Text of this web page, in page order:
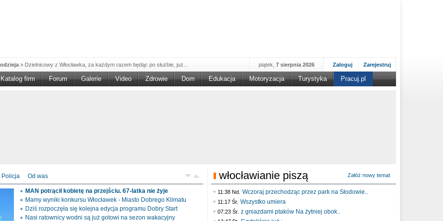
» Dzielnicowy z Włocławka, za każdym razem będąc po służbie, już...
w NGO'»Ruszył nabór w konkursie „Wsparcie Organizacji Wolontariatu w NGO –
» Od czerwca rozpoczął się nowy okres świadczeniowy 800 plus, który
» Policjanci ruchu drogowego przeprowadzili na drogach Włocławka i
Zaloguj Zarejestruj
piątek, 7 sierpnia 2026
Katalog firm Forum Galerie Video Zdrowie Dom Edukacja Motoryzacja Turystyka Pracuj.pl
Policja Od was
MAN potrącił kobietę na przejściu. 67-latka nie żyje
Mamy wyniki konkursu Włocławek - Miasto Dobrego Klimatu
Dziś rozpoczęła się kolejna edycja programu Dobry Start
Nasi ratownicy wodni są już gotowi na sezon wakacyjny
włocławianie piszą Załóż nowy temat
11:38 Nd. Wczoraj przechodząc przez park na Słodowie..
11:17 Śr. Wszystko umiera
07:23 Śr. z gniazdami ptaków Na żytniej obok..